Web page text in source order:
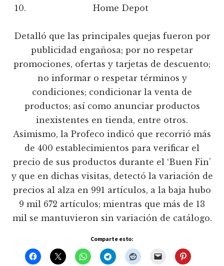
Home Depot
Detalló que las principales quejas fueron por
publicidad engañosa; por no respetar
promociones, ofertas y tarjetas de descuento;
no informar o respetar términos y
condiciones; condicionar la venta de
productos; así como anunciar productos
inexistentes en tienda, entre otros.
Asimismo, la Profeco indicó que recorrió más
de 400 establecimientos para verificar el
precio de sus productos durante el ‘Buen Fin’
y que en dichas visitas, detectó la variación de
precios al alza en 991 artículos, a la baja hubo
9 mil 672 artículos; mientras que más de 13
mil se mantuvieron sin variación de catálogo.
Comparte esto: